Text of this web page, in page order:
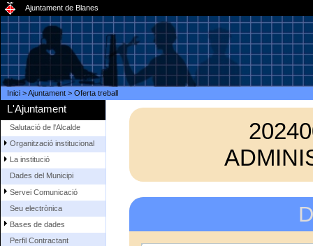
Ajuntament de Blanes
Inici>Ajuntament> Oferta treball
L'Ajuntament
Salutació de l'Alcalde
Organització institucional
La institució
Dades del Municipi
Servei Comunicació
Seu electrònica
Bases de dades
Perfil Contractant